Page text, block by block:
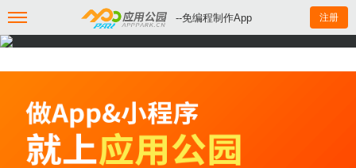
--免编程制作App 注册